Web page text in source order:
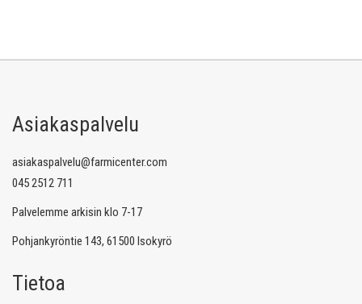
Asiakaspalvelu
asiakaspalvelu@farmicenter.com
045 2512 711
Palvelemme arkisin klo 7-17
Pohjankyröntie 143, 61500 Isokyrö
Tietoa